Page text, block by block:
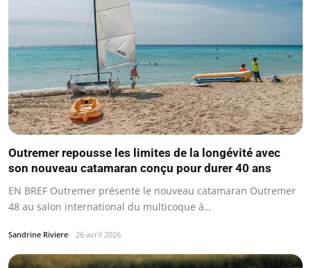
Outremer repousse les limites de la longévité avec
son nouveau catamaran conçu pour durer 40 ans
EN BREF Outremer présente le nouveau catamaran Outremer
48 au salon international du multicoque à…
Sandrine Riviere 26 avril 2026